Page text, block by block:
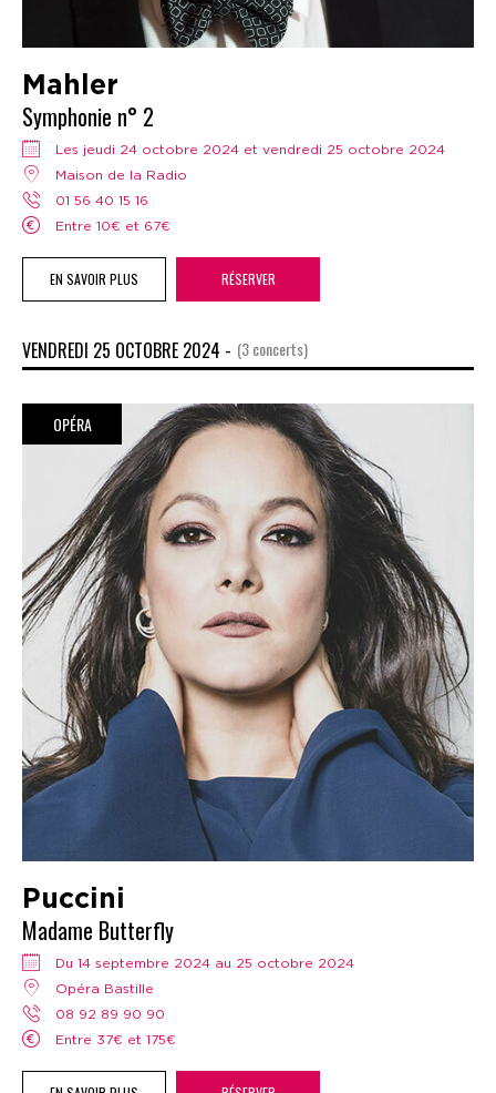
Mahler
Symphonie n° 2
Les jeudi 24 octobre 2024 et vendredi 25 octobre 2024
Maison de la Radio
01 56 40 15 16
Entre 10€ et 67€
EN SAVOIR PLUS RÉSERVER
VENDREDI 25 OCTOBRE 2024 - (3 concerts)
OPÉRA
Puccini
Madame Butterfly
Du 14 septembre 2024 au 25 octobre 2024
Opéra Bastille
08 92 89 90 90
Entre 37€ et 175€